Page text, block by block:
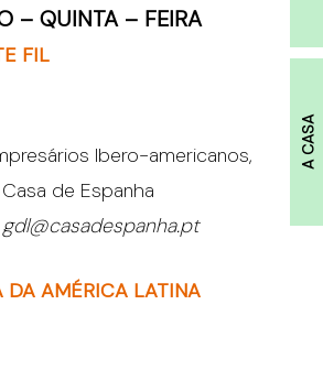
A CASA
– QUINTA – FEIRA
FIL
Ibero-americanos,
de Espanha
DA AMÉRICA LATINA